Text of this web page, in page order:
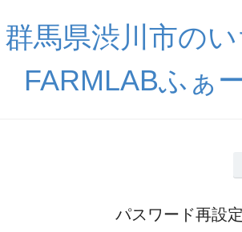
群馬県渋川市の
FARMLABふぁ
パスワード再設定